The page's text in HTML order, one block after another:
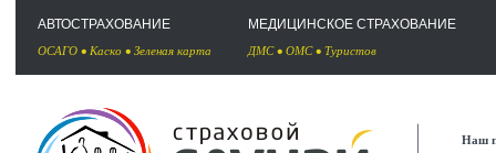
АВТОСТРАХОВАНИЕ
ОСАГО • Каско • Зеленая карта
МЕДИЦИНСКОЕ СТРАХОВАНИЕ
ДМС• ОМС• Туристов
Наш